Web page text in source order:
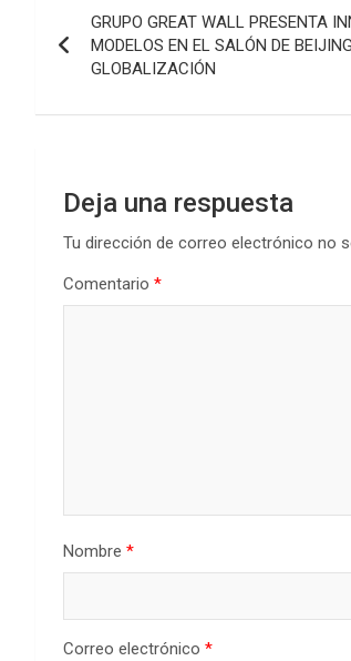
de
GRUPO GREAT WALL PRESENTA
MODELOS EN EL SALÓN DE
GLOBALIZACIÓN
Deja una respuesta
Tu dirección de correo electrónico no
Comentario *
Nombre *
Correo electrónico *